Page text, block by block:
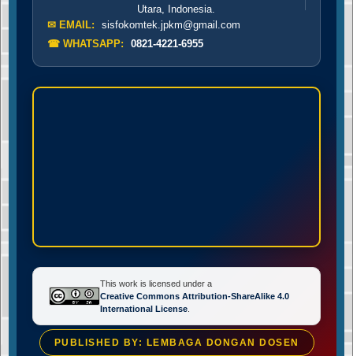
Utara, Indonesia.
✉ EMAIL:
sisfokomtek.jpkm@gmail.com
☎ WHATSAPP:
0821-4221-6955
This work is licensed under a
Creative Commons Attribution-ShareAlike 4.0
International License
PUBLISHED BY: LEMBAGA DONGAN DOSEN